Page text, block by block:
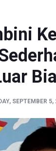
Bambang
SEPTEMBER